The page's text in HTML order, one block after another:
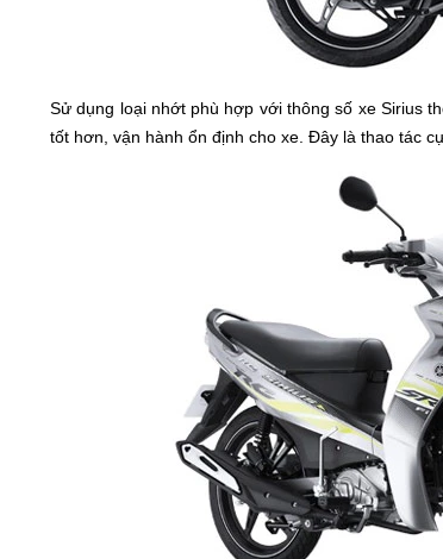
Sử dụng loại nhớt phù hợp với thông số xe Sirius
tốt hơn, vận hành ổn định cho xe. Đây là thao tác